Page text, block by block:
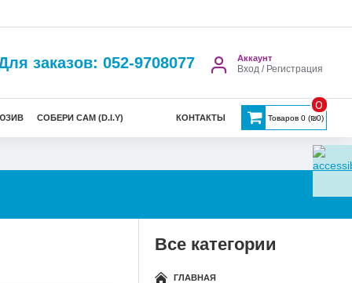
заказов: 052-9708077 Аккаунт
Вход / Регистрация
СОБЕРИ САМ (D.I.Y) КОНТАКТЫ Товаров 0 (₪0)
0
Все категории
ГЛАВНАЯ